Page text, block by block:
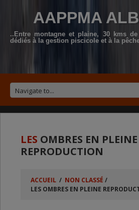
AAPPMA
..Entre montagne et plaine, 30 kms
dédiés à la gestion piscicole et à la
LES OMBRES EN PLEINE
REPRODUCTION
ACCUEIL / NON CLASSÉ /
LES OMBRES EN PLEINE